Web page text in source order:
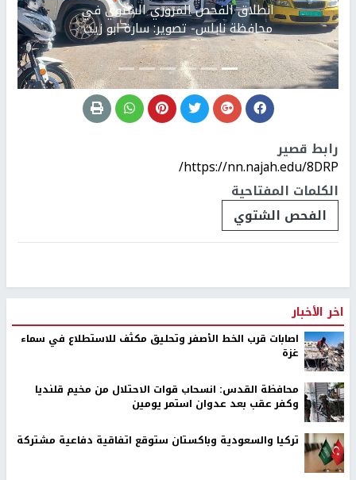
انطلاق الفحص المروري الشتوي في
محافظة نابلس- تصوير: سارة ابو زيت
رابط قصير
https://nn.najah.edu/8DRP/
الكلمات المفتاحية
الفحص الشتوي
اخر الأخبار
اصابات قرب الخط الأصفر وتحليق مكثف للاستطلاع في سماء
غزة
محافظة القدس: انسحاب قوات الاحتلال من مخيم قلنديا
وكفر عقب بعد عدوان استمر يومين
تركيا والسعودية وباكستان ستوقع اتفاقية دفاعية مشتركة